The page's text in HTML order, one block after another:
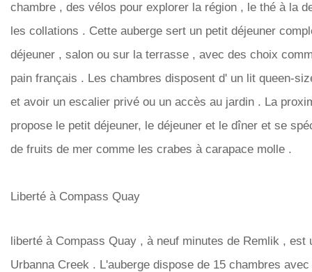
chambre , des vélos pour explorer la région , le thé à la
les collations . Cette auberge sert un petit déjeuner
déjeuner , salon ou sur la terrasse , avec des choix
pain français . Les chambres disposent d' un lit queen-
et avoir un escalier privé ou un accès au jardin . La
propose le petit déjeuner, le déjeuner et le dîner et se
de fruits de mer comme les crabes à carapace molle .
Liberté à Compass Quay
liberté à Compass Quay , à neuf minutes de Remlik ,
Urbanna Creek . L'auberge dispose de 15 chambres